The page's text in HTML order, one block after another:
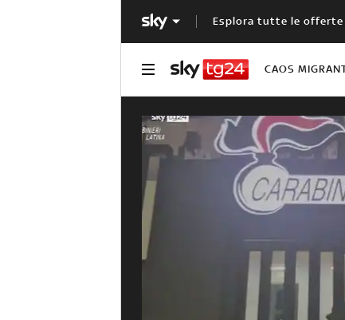
Esplora tutte le offerte
CAOS